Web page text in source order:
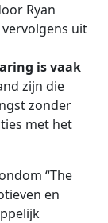
Ryan
uit
is vaak
zijn die
zonder
met het
“The
en